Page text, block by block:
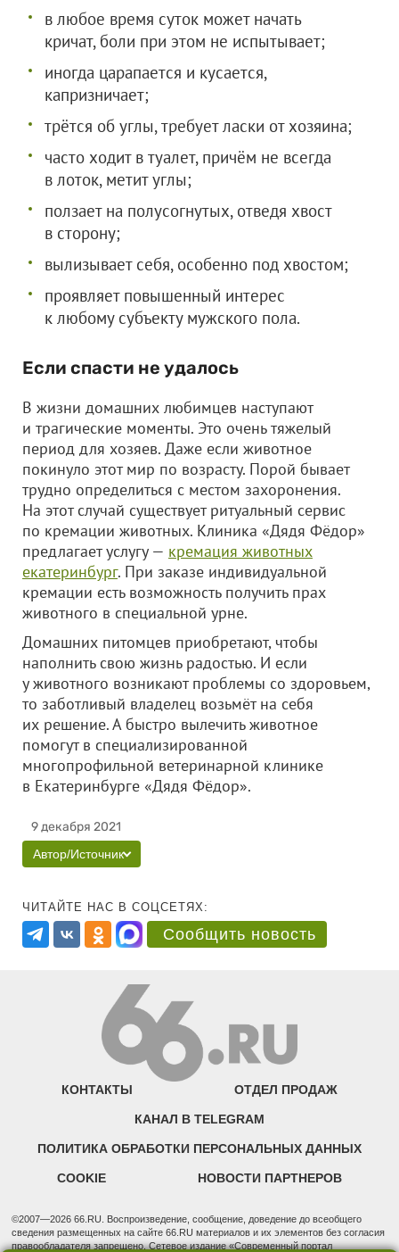
в любое время суток может начать
кричат, боли при этом не испытывает;
иногда царапается и кусается,
капризничает;
трётся об углы, требует ласки от хозяина;
часто ходит в туалет, причём не всегда
в лоток, метит углы;
ползает на полусогнутых, отведя хвост
в сторону;
вылизывает себя, особенно под хвостом;
проявляет повышенный интерес
к любому субъекту мужского пола.
Если спасти не удалось
В жизни домашних любимцев наступают
и трагические моменты. Это очень тяжелый
период для хозяев. Даже если животное
покинуло этот мир по возрасту. Порой бывает
трудно определиться с местом захоронения.
На этот случай существует ритуальный сервис
по кремации животных. Клиника «Дядя Фёдор»
предлагает услугу — кремация животных
екатеринбург. При заказе индивидуальной
кремации есть возможность получить прах
животного в специальной урне.
Домашних питомцев приобретают, чтобы
наполнить свою жизнь радостью. И если
у животного возникают проблемы со здоровьем,
то заботливый владелец возьмёт на себя
их решение. А быстро вылечить животное
помогут в специализированной
многопрофильной ветеринарной клинике
в Екатеринбурге «Дядя Фёдор».
9 декабря 2021
Автор/Источник
ЧИТАЙТЕ НАС В СОЦСЕТЯХ:
Сообщить новость
КОНТАКТЫ ОТДЕЛ ПРОДАЖ
КАНАЛ В TELEGRAM
ПОЛИТИКА ОБРАБОТКИ ПЕРСОНАЛЬНЫХ ДАННЫХ
COOKIE НОВОСТИ ПАРТНЕРОВ
©2007—2026 66.RU. Воспроизведение, сообщение, доведение до всеобщего
сведения размещенных на сайте 66.RU материалов и их элементов без согласия
правообладателя запрещено. Сетевое издание «Современный портал